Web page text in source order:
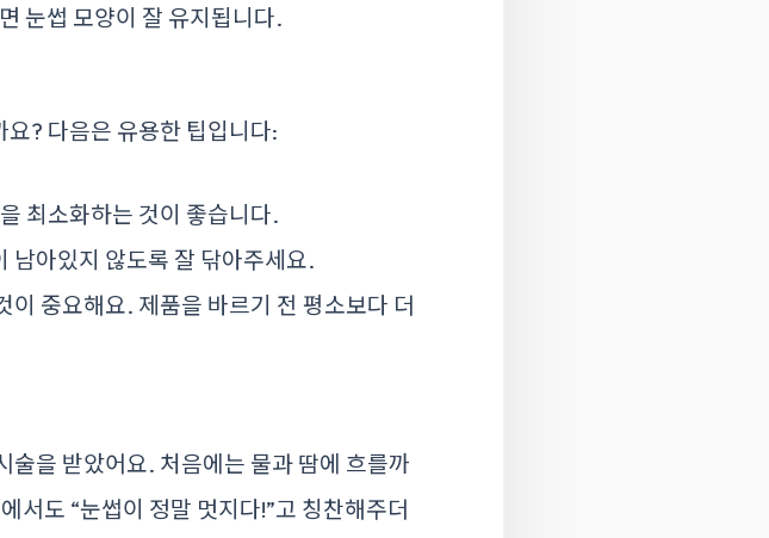
눈썹 모양이 잘 유지됩니다.
? 다음은 유용한 팁입니다:
최소화하는 것이 좋습니다.
남아있지 않도록 잘 닦아주세요.
중요해요. 제품을 바르기 전 평소보다 더
술을 받았어요. 처음에는 물과 땀에 흐를까
서도 “눈썹이 정말 멋지다!”고 칭찬해주더